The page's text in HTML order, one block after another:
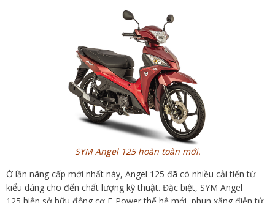
SYM Angel 125 hoàn toàn mới.
Ở lần nâng cấp mới nhất này, Angel 125 đã có nhiều cải tiến từ
kiểu dáng cho đến chất lượng kỹ thuật. Đặc biệt, SYM Angel